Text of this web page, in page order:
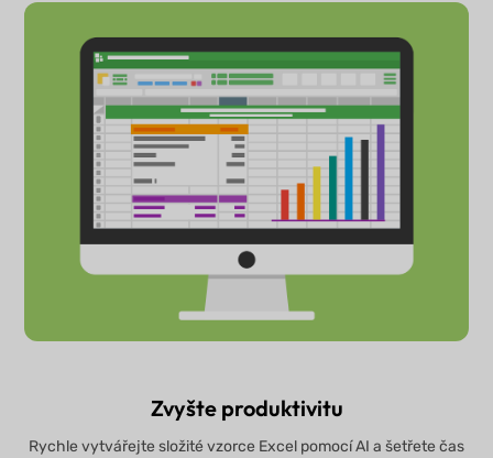
Zvyšte produktivitu
Rychle vytvářejte složité vzorce Excel pomocí AI a šetřete čas